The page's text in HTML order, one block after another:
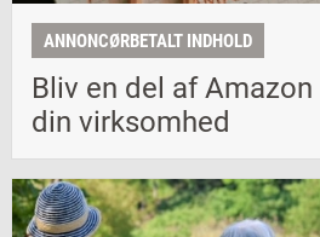
ANNONCØRBETALT INDHOLD
Bliv en del af
din virksomhed